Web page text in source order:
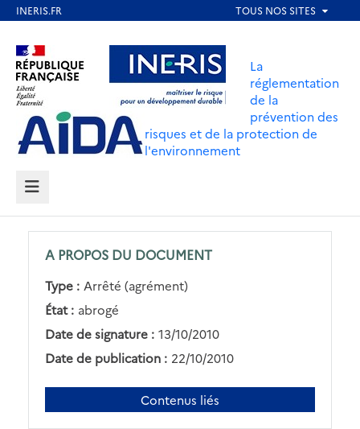
contenu
principal
Aller au contenu Aller au menu
Aller au pied de page
La
réglementation
de la
prévention des
risques et de la protection de
l'environnement
MENU
A PROPOS DU DOCUMENT
Type : Arrêté (agrément)
État : abrogé
Date de signature : 13/10/2010
Date de publication : 22/10/2010
Contenus liés